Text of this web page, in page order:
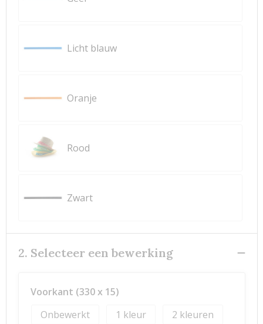
Licht blauw
Oranje
Rood
Zwart
2. Selecteer een bewerking
Voorkant (330 x 15)
Onbewerkt
1
2